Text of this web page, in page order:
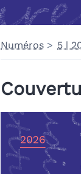
Numéros 5 |